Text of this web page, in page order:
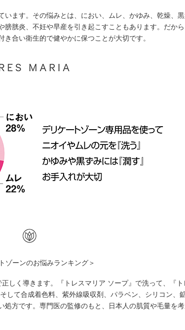
ます。その悩みとは、におい、ムレ、かゆみ、乾燥、
胱炎、不妊や早産を引き起こすこともあります。だか
合い衛生的で健やかに保つことが大切です。
ゾーンのお悩みランキング＞
しく導きます。『トレスマリア ソープ』で洗って、『
して合成着色料、紫外線吸収剤、パラベン、シリコン、
方です。専門医の監修のもと、日本人の肌質や毛量を